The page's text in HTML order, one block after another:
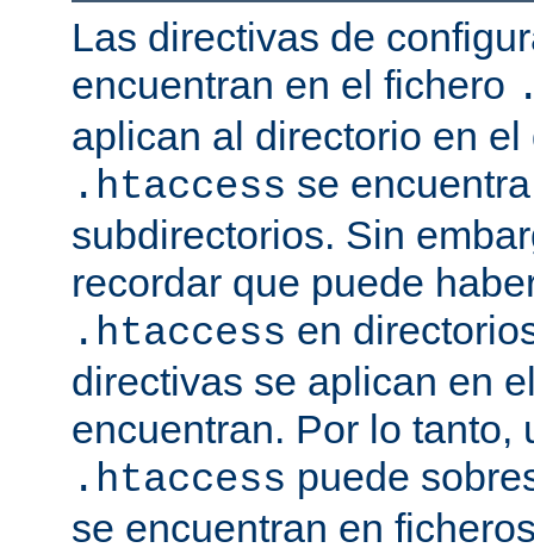
Las directivas de
encuentran en el fichero
aplican al directorio en
.htaccess se
subdirectorios. Sin
recordar que puede
.htaccess en
directivas se aplican en
encuentran. Por lo tanto,
.htaccess puede
se encuentran en